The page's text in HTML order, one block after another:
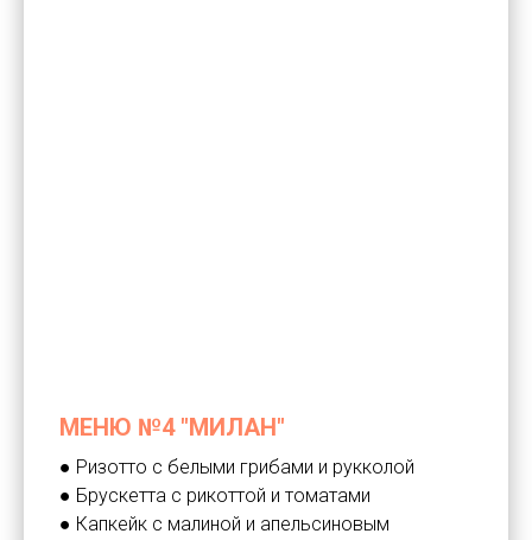
МЕНЮ №4 "МИЛАН"
● Ризотто с белыми грибами и рукколой
● Брускетта с рикоттой и томатами
● Капкейк с малиной и апельсиновым